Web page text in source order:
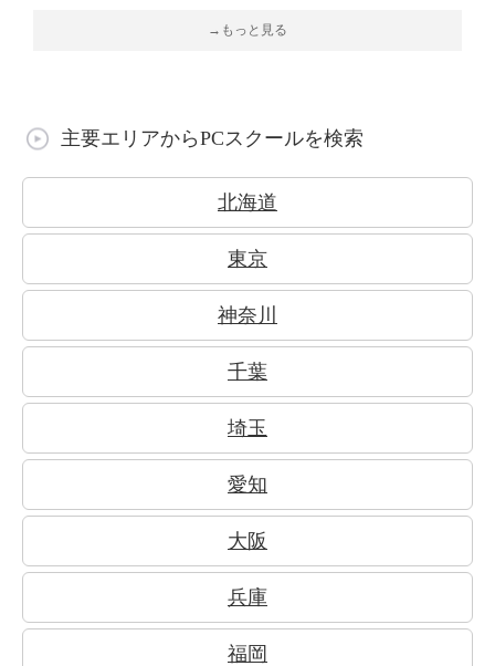
→もっと見る
主要エリアからPCスクールを検索
北海道
東京
神奈川
千葉
埼玉
愛知
大阪
兵庫
福岡